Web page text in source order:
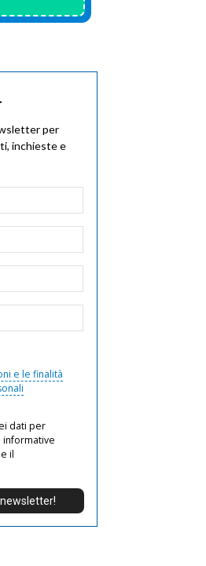
per
inchieste e
e le finalità
dati per
informative
il